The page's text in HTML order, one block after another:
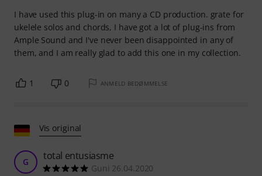
I have used this plug-in on many a CD production. grate for
ukelele solos and chords, I have got a lot of plug-ins from
Ample Sound and I've never been disappointed in any of
them, and I am really glad to add this one in my collection.
1 0 ANMELD BEDØMMELSE
Vis original
G total entusiasme
Guni 26.04.2020